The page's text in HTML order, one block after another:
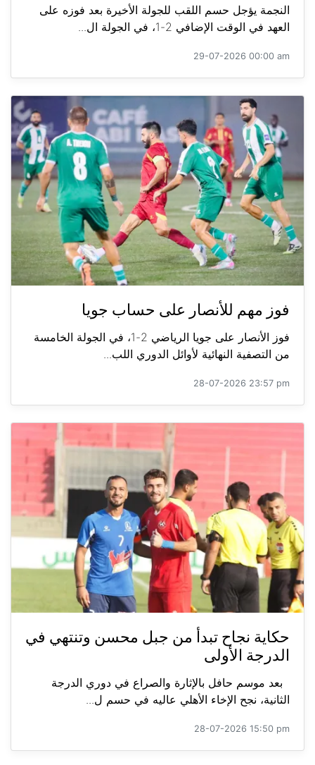
النجمة يؤجل حسم اللقب للجولة الأخيرة بعد فوزه على
العهد في الوقت الإضافي 2-1، في الجولة ال...
29-07-2026 00:00 am
فوز مهم للأنصار على حساب جويا
فوز الأنصار على جويا الرياضي 2-1، في الجولة الخامسة
من التصفية النهائية لأوائل الدوري اللب...
28-07-2026 23:57 pm
حكاية نجاح تبدأ من جبل محسن وتنتهي في
الدرجة الأولى
بعد موسم حافل بالإثارة والصراع في دوري الدرجة
الثانية، نجح الإخاء الأهلي عاليه في حسم ل...
28-07-2026 15:50 pm